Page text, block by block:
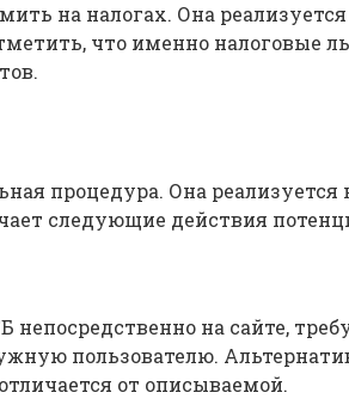
на налогах. Она
что именно налоговые
процедура. Она реализуется
следующие действия
на сайте,
пользователю.
от описываемой.